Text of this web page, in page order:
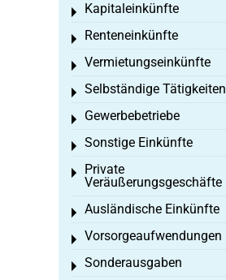
Kapitaleinkünfte
Toggle menu
Renteneinkünfte
Toggle menu
Vermietungseinkünfte
Toggle menu
Selbständige Tätigkeiten
Toggle menu
Gewerbebetriebe
Toggle menu
Sonstige Einkünfte
Toggle menu
Private
Veräußerungsgeschäfte
Toggle menu
Ausländische Einkünfte
Toggle menu
Vorsorgeaufwendungen
Toggle menu
Sonderausgaben
Toggle menu